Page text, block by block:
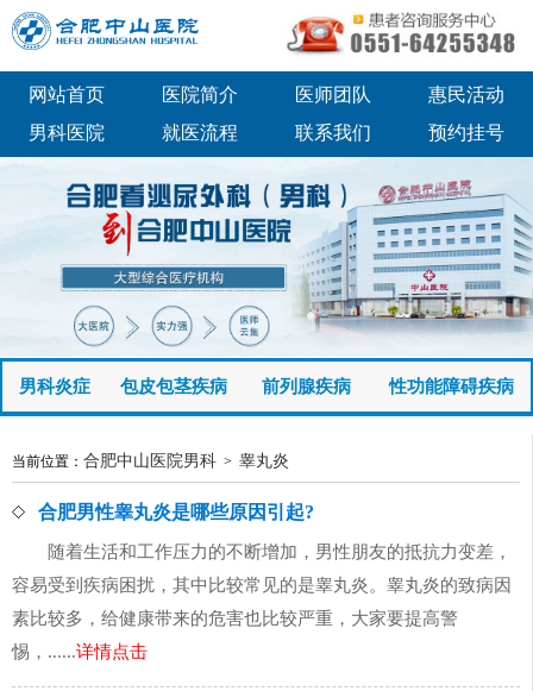
网站首页 医院简介 医师团队
惠民活动
男科医院
就医流程 联系我们 预约挂号
男科炎症 包皮包茎疾病 前列腺疾病 性功能障碍疾病
当前位置： 合肥中山医院男科 > 睾丸炎
合肥男性睾丸炎是哪些原因引起?
随着生活和工作压力的不断增加，男性朋友的抵抗力变差，
容易受到疾病困扰，其中比较常见的是睾丸炎。睾丸炎的致病因
素比较多，给健康带来的危害也比较严重，大家要提高警
惕，......详情点击